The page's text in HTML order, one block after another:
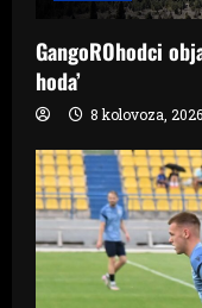
GangoROhodci
hoda’
8 kolovoza, 2026